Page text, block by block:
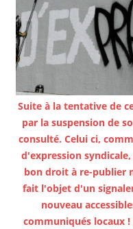
Suite à la tentative de
par la suspension de
consulté. Celui ci,
d'expression
bon droit à re-publier
fait l'objet d'un
nouveau
communiqués locaux !